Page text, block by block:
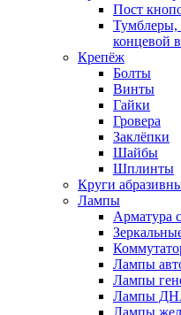
Пост
Тумблеры,
концевой
Крепёж
Болты
Винты
Гайки
Гровера
Заклёпки
Шайбы
Шплинты
Круги
Лампы
Арматура
Лампы
Лампы
Лампы
Лампы